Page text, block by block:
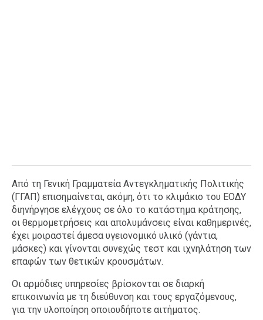
Από τη Γενική Γραμματεία Αντεγκληματικής Πολιτικής
(ΓΓΑΠ) επισημαίνεται, ακόμη, ότι το κλιμάκιο του ΕΟΔΥ
διηνήργησε ελέγχους σε όλο το κατάστημα κράτησης,
οι θερμομετρήσεις και απολυμάνσεις είναι καθημερινές,
έχει μοιραστεί άμεσα υγειονομικό υλικό (γάντια,
μάσκες) και γίνονται συνεχώς τεστ και ιχνηλάτηση των
επαφών των θετικών κρουσμάτων.
Οι αρμόδιες υπηρεσίες βρίσκονται σε διαρκή
επικοινωνία με τη διεύθυνση και τους εργαζόμενους,
για την υλοποίηση οποιουδήποτε αιτήματος.